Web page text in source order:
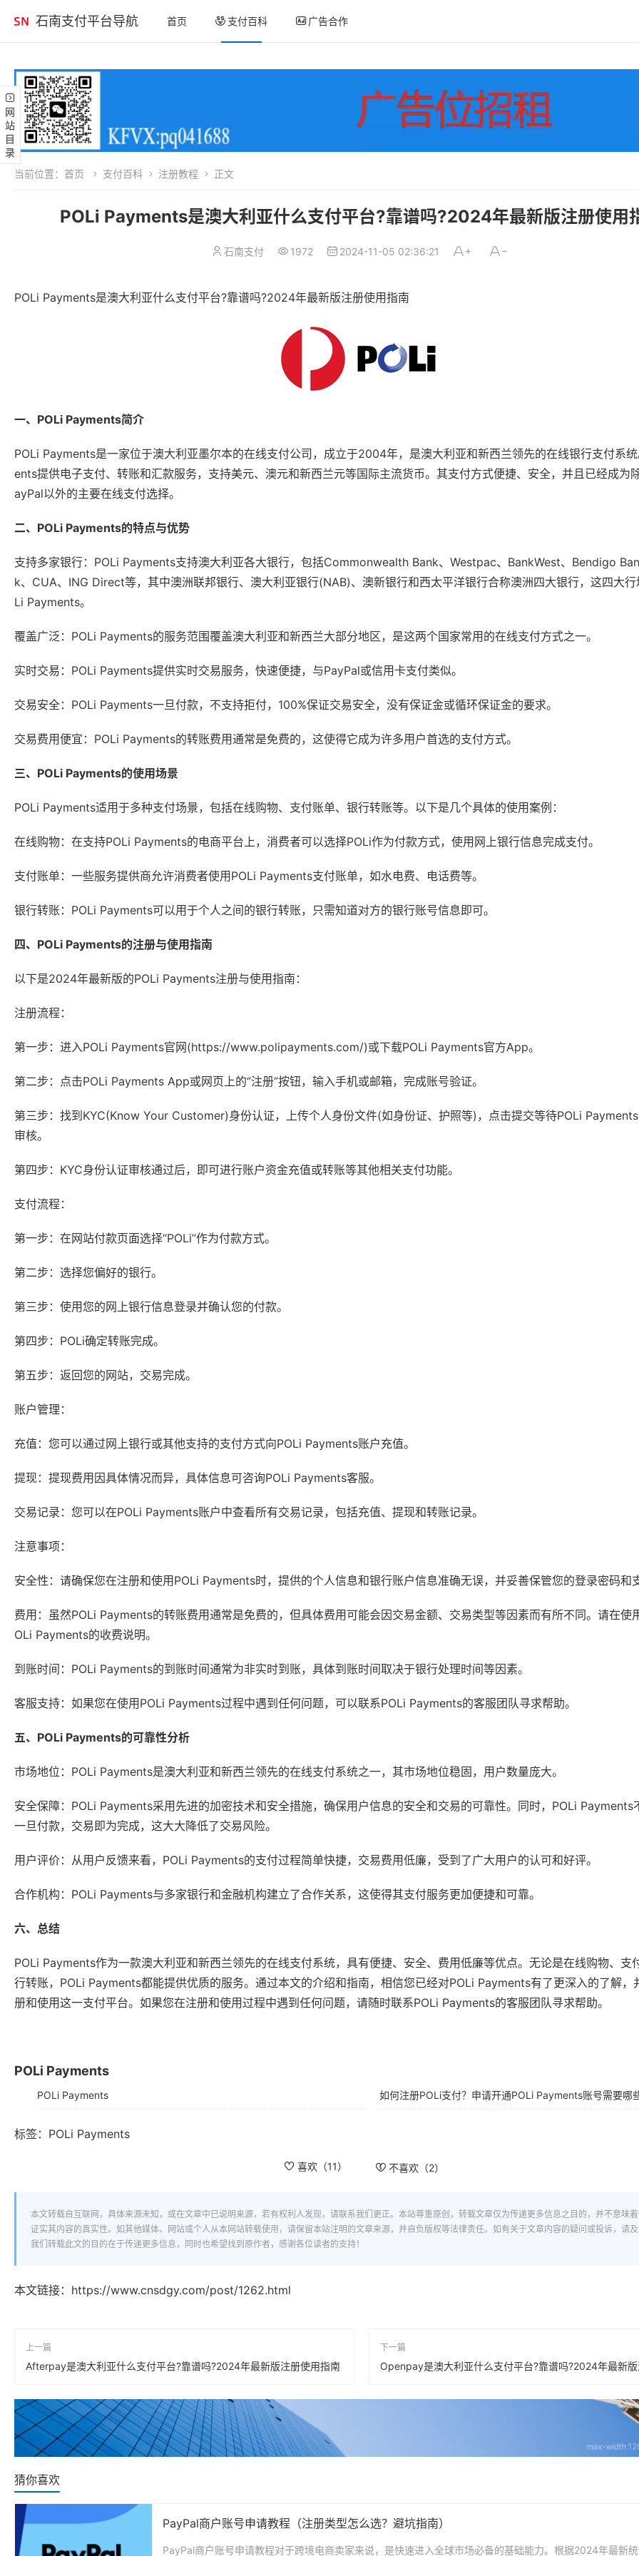
石南支付平台导航 首页 支付百科 广告合作
网站目录
当前位置： 首页 支付百科 注册教程 正文
POLi Payments是澳大利亚什么支付平台?靠谱吗?2024年最新版注册使用
石南支付 1972 2024-11-05 02:36:21
POLi Payments是澳大利亚什么支付平台?靠谱吗?2024年最新版注册使用指南
一、POLi Payments简介
POLi Payments是一家位于澳大利亚墨尔本的在线支付公司，成立于2004年，是澳大利亚和新西兰领先的在线银行支付系
ents提供电子支付、转账和汇款服务，支持美元、澳元和新西兰元等国际主流货币。其支付方式便捷、安全，并且已经成为
ayPal以外的主要在线支付选择。
二、POLi Payments的特点与优势
支持多家银行：POLi Payments支持澳大利亚各大银行，包括Commonwealth Bank、Westpac、BankWest、Bendigo
k、CUA、ING Direct等，其中澳洲联邦银行、澳大利亚银行(NAB)、澳新银行和西太平洋银行合称澳洲四大银行，这四大行
Li Payments。
覆盖广泛：POLi Payments的服务范围覆盖澳大利亚和新西兰大部分地区，是这两个国家常用的在线支付方式之一。
实时交易：POLi Payments提供实时交易服务，快速便捷，与PayPal或信用卡支付类似。
交易安全：POLi Payments一旦付款，不支持拒付，100%保证交易安全，没有保证金或循环保证金的要求。
交易费用便宜：POLi Payments的转账费用通常是免费的，这使得它成为许多用户首选的支付方式。
三、POLi Payments的使用场景
POLi Payments适用于多种支付场景，包括在线购物、支付账单、银行转账等。以下是几个具体的使用案例：
在线购物：在支持POLi Payments的电商平台上，消费者可以选择POLi作为付款方式，使用网上银行信息完成支付。
支付账单：一些服务提供商允许消费者使用POLi Payments支付账单，如水电费、电话费等。
银行转账：POLi Payments可以用于个人之间的银行转账，只需知道对方的银行账号信息即可。
四、POLi Payments的注册与使用指南
以下是2024年最新版的POLi Payments注册与使用指南：
注册流程：
第一步：进入POLi Payments官网(https://www.polipayments.com/)或下载POLi Payments官方App。
第二步：点击POLi Payments App或网页上的“注册”按钮，输入手机或邮箱，完成账号验证。
第三步：找到KYC(Know Your Customer)身份认证，上传个人身份文件(如身份证、护照等)，点击提交等待POLi
审核。
第四步：KYC身份认证审核通过后，即可进行账户资金充值或转账等其他相关支付功能。
支付流程：
第一步：在网站付款页面选择“POLi”作为付款方式。
第二步：选择您偏好的银行。
第三步：使用您的网上银行信息登录并确认您的付款。
第四步：POLi确定转账完成。
第五步：返回您的网站，交易完成。
账户管理：
充值：您可以通过网上银行或其他支持的支付方式向POLi Payments账户充值。
提现：提现费用因具体情况而异，具体信息可咨询POLi Payments客服。
交易记录：您可以在POLi Payments账户中查看所有交易记录，包括充值、提现和转账记录。
注意事项：
安全性：请确保您在注册和使用POLi Payments时，提供的个人信息和银行账户信息准确无误，并妥善保管您的登录密码和
费用：虽然POLi Payments的转账费用通常是免费的，但具体费用可能会因交易金额、交易类型等因素而有所不同。请在使
OLi Payments的收费说明。
到账时间：POLi Payments的到账时间通常为非实时到账，具体到账时间取决于银行处理时间等因素。
客服支持：如果您在使用POLi Payments过程中遇到任何问题，可以联系POLi Payments的客服团队寻求帮助。
五、POLi Payments的可靠性分析
市场地位：POLi Payments是澳大利亚和新西兰领先的在线支付系统之一，其市场地位稳固，用户数量庞大。
安全保障：POLi Payments采用先进的加密技术和安全措施，确保用户信息的安全和交易的可靠性。同时，POLi Payments
一旦付款，交易即为完成，这大大降低了交易风险。
用户评价：从用户反馈来看，POLi Payments的支付过程简单快捷，交易费用低廉，受到了广大用户的认可和好评。
合作机构：POLi Payments与多家银行和金融机构建立了合作关系，这使得其支付服务更加便捷和可靠。
六、总结
POLi Payments作为一款澳大利亚和新西兰领先的在线支付系统，具有便捷、安全、费用低廉等优点。无论是在线购物、支
行转账，POLi Payments都能提供优质的服务。通过本文的介绍和指南，相信您已经对POLi Payments有了更深入的了解，
册和使用这一支付平台。如果您在注册和使用过程中遇到任何问题，请随时联系POLi Payments的客服团队寻求帮助。
POLi Payments
POLi Payments 如何注册POLi支付？申请开通POLi Payments账号需要哪
标签： POLi Payments
喜欢（11） 不喜欢（2）
本文转载自互联网，具体来源未知，或在文章中已说明来源，若有权利人发现，请联系我们更正。本站尊重原创，转载文章仅为传递更多信息之目的，并不意味
证实其内容的真实性。如其他媒体、网站或个人从本网站转载使用，请保留本站注明的文章来源，并自负版权等法律责任。如有关于文章内容的疑问或投诉，请及
我们转载此文的目的在于传递更多信息，同时也希望找到原作者，感谢各位读者的支持！
本文链接： https://www.cnsdgy.com/post/1262.html
上一篇
Afterpay是澳大利亚什么支付平台?靠谱吗?2024年最新版注册使用指南
下一篇
Openpay是澳大利亚什么支付平台?靠谱吗?2024年最新
猜你喜欢
PayPal商户账号申请教程（注册类型怎么选？避坑指南）
PayPal商户账号申请教程对于跨境电商卖家来说，是快速进入全球市场必备的基础能力。根据2024年最新